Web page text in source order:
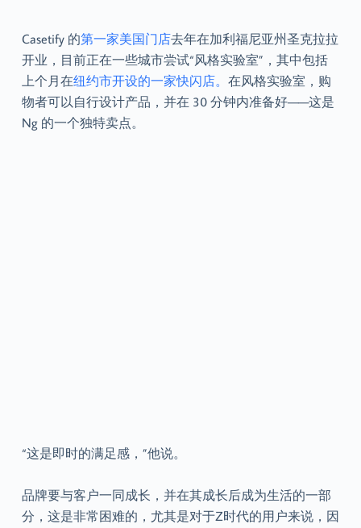
Casetify 的第一家美国门店去年在加利福尼亚州圣克拉拉
开业，目前正在一些城市尝试“风格实验室”，其中包括
上个月在纽约市开设的一家快闪店。 在风格实验室，购
物者可以自行设计产品，并在 30 分钟内准备好——这是
Ng 的一个独特卖点。
“这是即时的满足感，”他说。
品牌要与客户一同成长，并在其成长后成为生活的一部
分，这是非常困难的，尤其是对于Z时代的用户来说，因